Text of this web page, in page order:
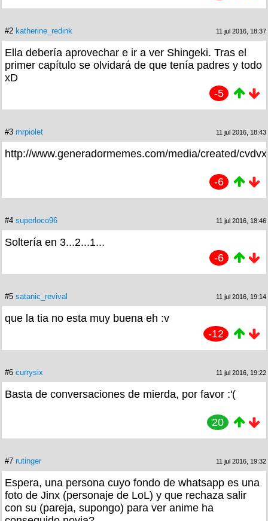
#2 katherine_redink 11 jul 2016, 18:37
Ella debería aprovechar e ir a ver Shingeki. Tras el
primer capítulo se olvidará de que tenía padres y todo
xD
-5
#3 mrpiolet 11 jul 2016, 18:43
http://www.generadormemes.com/media/created/
-6
#4 superloco96 11 jul 2016, 18:46
Soltería en 3...2...1...
-6
#5 satanic_revival 11 jul 2016, 19:14
que la tia no esta muy buena eh :v
-12
#6 currysix 11 jul 2016, 19:22
Basta de conversaciones de mierda, por favor :'(
20
#7 rutinger 11 jul 2016, 19:32
Espera, una persona cuyo fondo de whatsapp es una
foto de Jinx (personaje de LoL) y que rechaza salir
con su (pareja, supongo) para ver anime ha